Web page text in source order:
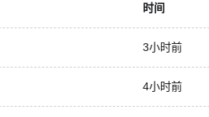
时间
3小时前
4小时前